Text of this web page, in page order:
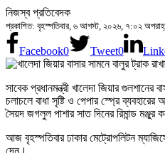
নিজস্ব প্রতিবেদক
প্রকাশিত: বৃহস্পতিবার, ৬ আগস্ট, ২০২৬, ৭:০২
Facebook0 Tweet0
সাবেক প্রধানমন্ত্রী খালেদা জিয়ার গুলশানের
চলাচলে বাধা সৃষ্টি ও পেপার স্প্রে
সৈয়দ জগলুল পাশার সাত দিনের রিমান্ড
আজ বৃহস্পতিবার ঢাকার মেট্রোপলিটন
দেন।